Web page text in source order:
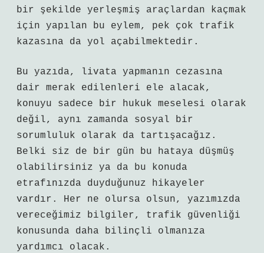
bir şekilde yerleşmiş araçlardan kaçmak
için yapılan bu eylem, pek çok trafik
kazasına da yol açabilmektedir.
Bu yazıda, livata yapmanın cezasına
dair merak edilenleri ele alacak,
konuyu sadece bir hukuk meselesi olarak
değil, aynı zamanda sosyal bir
sorumluluk olarak da tartışacağız.
Belki siz de bir gün bu hataya düşmüş
olabilirsiniz ya da bu konuda
etrafınızda duyduğunuz hikayeler
vardır. Her ne olursa olsun, yazımızda
vereceğimiz bilgiler, trafik güvenliği
konusunda daha bilinçli olmanıza
yardımcı olacak.